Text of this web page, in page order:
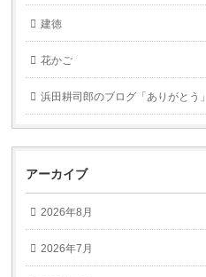
建徳
花かご
浜田耕司郎のブログ「ありがとう」
アーカイブ
2026年8月
2026年7月